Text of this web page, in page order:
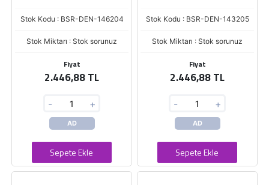
Stok Kodu : BSR-DEN-146204
Stok Miktarı : Stok sorunuz
Fiyat
2.446,88 TL
- +
AD
Sepete Ekle
Stok Kodu : BSR-DEN-143205
Stok Miktarı : Stok sorunuz
Fiyat
2.446,88 TL
- +
AD
Sepete Ekle